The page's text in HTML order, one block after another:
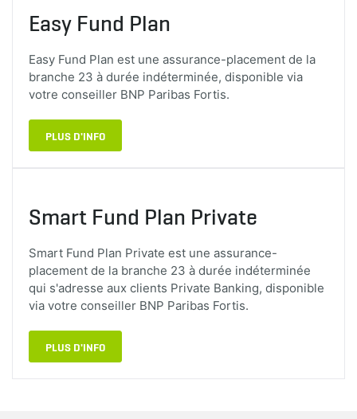
Easy Fund Plan
Easy Fund Plan est une assurance-placement de la
branche 23 à durée indéterminée, disponible via
votre conseiller BNP Paribas Fortis.
PLUS D'INFO
Smart Fund Plan Private
Smart Fund Plan Private est une assurance-
placement de la branche 23 à durée indéterminée
qui s'adresse aux clients Private Banking, disponible
via votre conseiller BNP Paribas Fortis.
PLUS D'INFO